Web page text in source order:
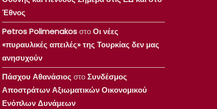
Έθνος
Petros PolimenakosστοΟι νέες
«πυραυλικές απειλές» της Τουρκίας δεν μας
ανησυχούν
Πάσχου Αθανάσιος στοΣυνδέσμος
Αποστράτων Αξιωματικών Οικονομικού
Ενόπλων Δυνάμεων